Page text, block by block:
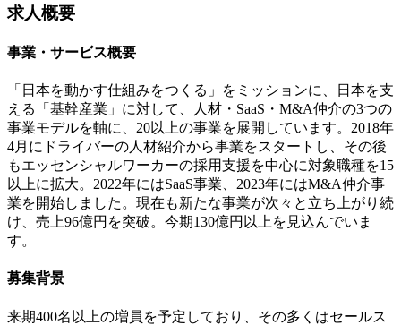
求人概要
事業・サービス概要
「日本を動かす仕組みをつくる」をミッションに、日本を支
える「基幹産業」に対して、人材・SaaS・M&A仲介の3つの
事業モデルを軸に、20以上の事業を展開しています。2018年
4月にドライバーの人材紹介から事業をスタートし、その後
もエッセンシャルワーカーの採用支援を中心に対象職種を15
以上に拡大。2022年にはSaaS事業、2023年にはM&A仲介事
業を開始しました。現在も新たな事業が次々と立ち上がり続
け、売上96億円を突破。今期130億円以上を見込んでいま
す。
募集背景
来期400名以上の増員を予定しており、その多くはセールス